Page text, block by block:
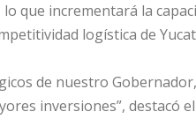
que incrementará la
logística de
de nuestro
inversiones”, destacó